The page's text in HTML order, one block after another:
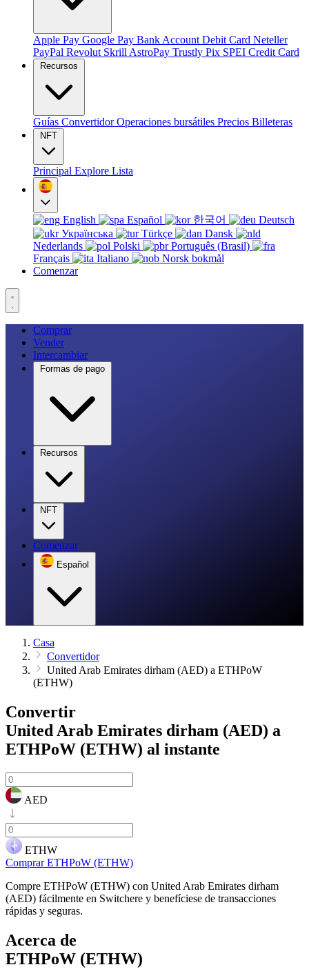
Apple Pay Google Pay Bank Account Debit Card Neteller
PayPal Revolut Skrill AstroPay Trustly Pix SPEI Credit Card
Recursos
Guías ConvertidorOperaciones bursátiles Precios Billeteras
NFT
Principal Explore Lista
English Español 한국어
Deutsch
Українська
Türkçe
Dansk
Nederlands
Polski
Português (Brasil)
Français
Italiano
Norsk bokmål
Comenzar
Comprar
Vender
Intercambiar
Formas de pago
Recursos
NFT
Comenzar
Español
Casa
Convertidor
United Arab Emirates dirham (AED) a ETHPoW
(ETHW)
Convertir
United Arab Emirates dirham (AED) a
ETHPoW (ETHW) al instante
AED
ETHW
Comprar ETHPoW (ETHW)
Compre ETHPoW (ETHW) con United Arab Emirates dirham
(AED) fácilmente en Switchere y benefíciese de transacciones
rápidas y seguras.
Acerca de
ETHPoW (ETHW)